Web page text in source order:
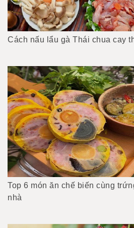
Cách nấu lẩu gà Thái chua cay
Top 6 món ăn chế biến cùng
nhà